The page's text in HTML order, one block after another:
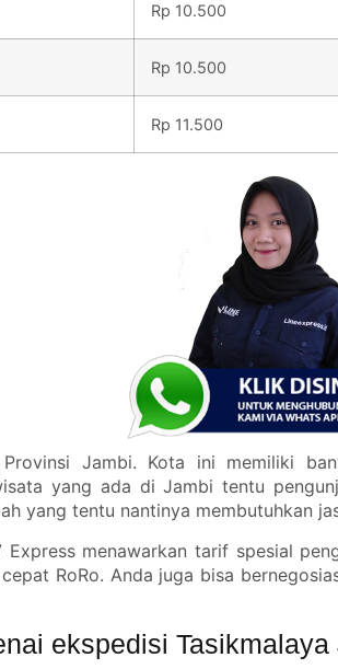
Rp 10.500
Rp 10.500
Rp 11.500
Jambi. Kota ini memiliki
yang ada di Jambi tentu
yang tentu nantinya membutuhkan
menawarkan tarif spesial
RoRo. Anda juga bisa
ekspedisi